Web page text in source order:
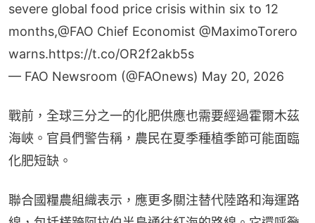
severe global food price crisis within six to 12
months,@FAO Chief Economist @MaximoTorero
warns.https://t.co/OR2f2akb5s
— FAO Newsroom (@FAOnews) May 20, 2026
戰前，全球三分之一的化肥供應也需要經過霍爾木茲
海峽。官員們警告稱，農民在夏季種植季節可能面臨
化肥短缺。
聯合國糧農組織表示，應更多關注替代陸路和海運路